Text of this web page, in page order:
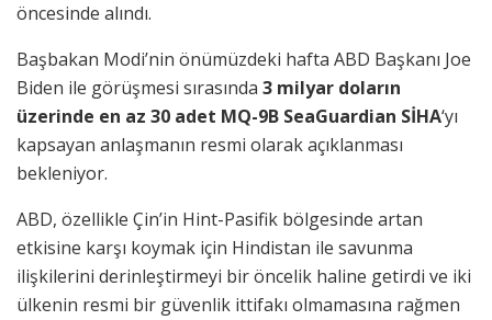
öncesinde alındı.
Başbakan Modi’nin önümüzdeki hafta ABD Başkanı Joe
Biden ile görüşmesi sırasında 3 milyar doların
üzerinde en az 30 adet MQ-9B SeaGuardian SİHA‘yı
kapsayan anlaşmanın resmi olarak açıklanması
bekleniyor.
ABD, özellikle Çin’in Hint-Pasifik bölgesinde artan
etkisine karşı koymak için Hindistan ile savunma
ilişkilerini derinleştirmeyi bir öncelik haline getirdi ve iki
ülkenin resmi bir güvenlik ittifakı olmamasına rağmen